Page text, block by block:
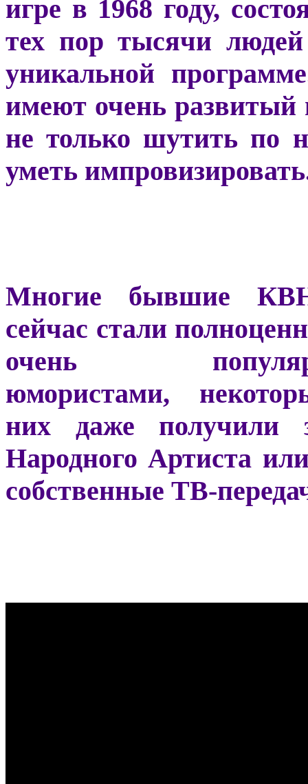
игре в 1968 году,
тех пор тысячи
уникальной
имеют очень
не только шутить по
уметь
Многие бывшие
сейчас стали
очень
юмористами,
них даже получили
Народного Артиста
собственные ТВ-